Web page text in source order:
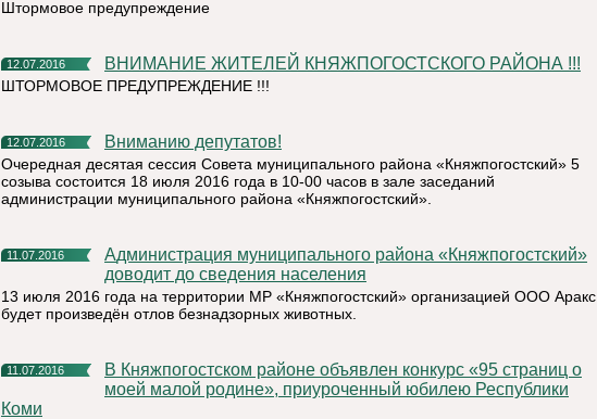
Штормовое предупреждение
12.07.2016 ВНИМАНИЕ ЖИТЕЛЕЙ КНЯЖПОГОСТСКОГО РАЙОНА !!!
ШТОРМОВОЕ ПРЕДУПРЕЖДЕНИЕ !!!
12.07.2016 Вниманию депутатов!
Очередная десятая сессия Совета муниципального района «Княжпогостский» 5
созыва состоится 18 июля 2016 года в 10-00 часов в зале заседаний
администрации муниципального района «Княжпогостский».
11.07.2016
Администрация муниципального района «Княжпогостский»
доводит до сведения населения
13 июля 2016 года на территории МР «Княжпогостский» организацией ООО Аракс
будет произведён отлов безнадзорных животных.
11.07.2016
В Княжпогостском районе объявлен конкурс «95 страниц о
моей малой родине», приуроченный юбилею Республики
Коми